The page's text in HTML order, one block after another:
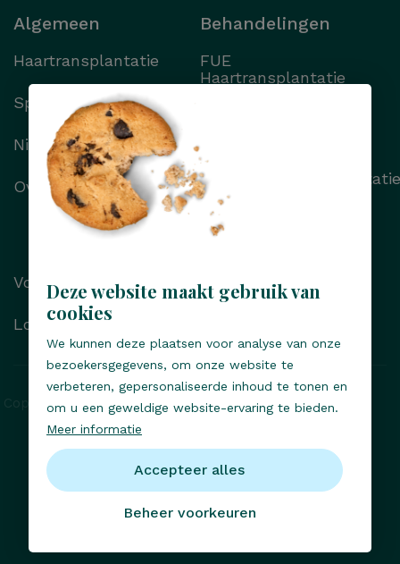
Deze website maakt gebruik van
cookies
We kunnen deze plaatsen voor analyse van onze
bezoekersgegevens, om onze website te
verbeteren, gepersonaliseerde inhoud te tonen en
om u een geweldige website-ervaring te bieden.
Meer informatie
Beheer voorkeuren
Accepteer alles
Algemeen
Haartransplantatie
Specialisten
Nieuws
Over Transhair
Voor/na foto’s
Locaties
Behandelingen
FUE
Haartransplantatie
Wenkbrauwtransplantatie
Alle behandelingen
Copyright © Transhair 2026, Alle rechten voorbehouden
Responsible disclosure
Cookies